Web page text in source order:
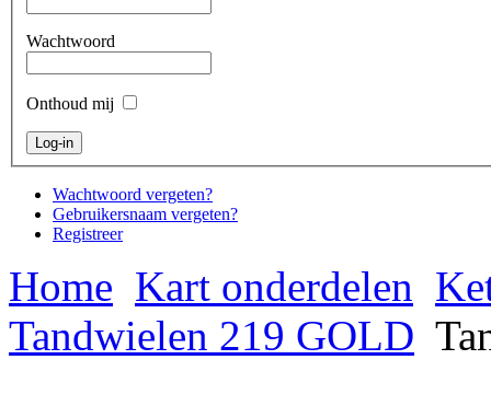
Wachtwoord
Onthoud mij
Wachtwoord vergeten?
Gebruikersnaam vergeten?
Registreer
Home Kart onderdelen
Tandwielen 219 GOLD